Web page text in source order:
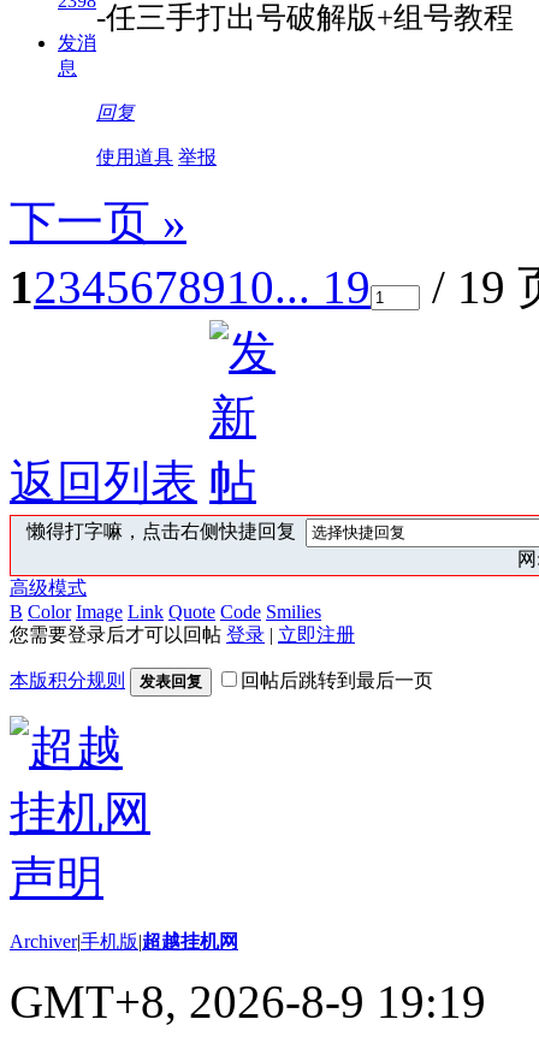
发消
息
-任三手打出号破解版+组号教程
回复
使用道具 举报
下一页 »
12345678910... 19 / 19
返回列表
懒得打字嘛，点击右侧快捷回复
高级模式
B Color Image Link Quote Code Smilies
您需要登录后才可以回帖 登录 | 立即注册
本版积分规则 发表回复 回帖后跳转到最后一页
Archiver|手机版|超越挂机网
GMT+8, 2026-8-9 19:19